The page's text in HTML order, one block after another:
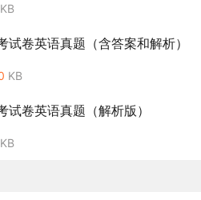
KB
卷英语真题（含答案和解析）
KB
卷英语真题（解析版）
KB